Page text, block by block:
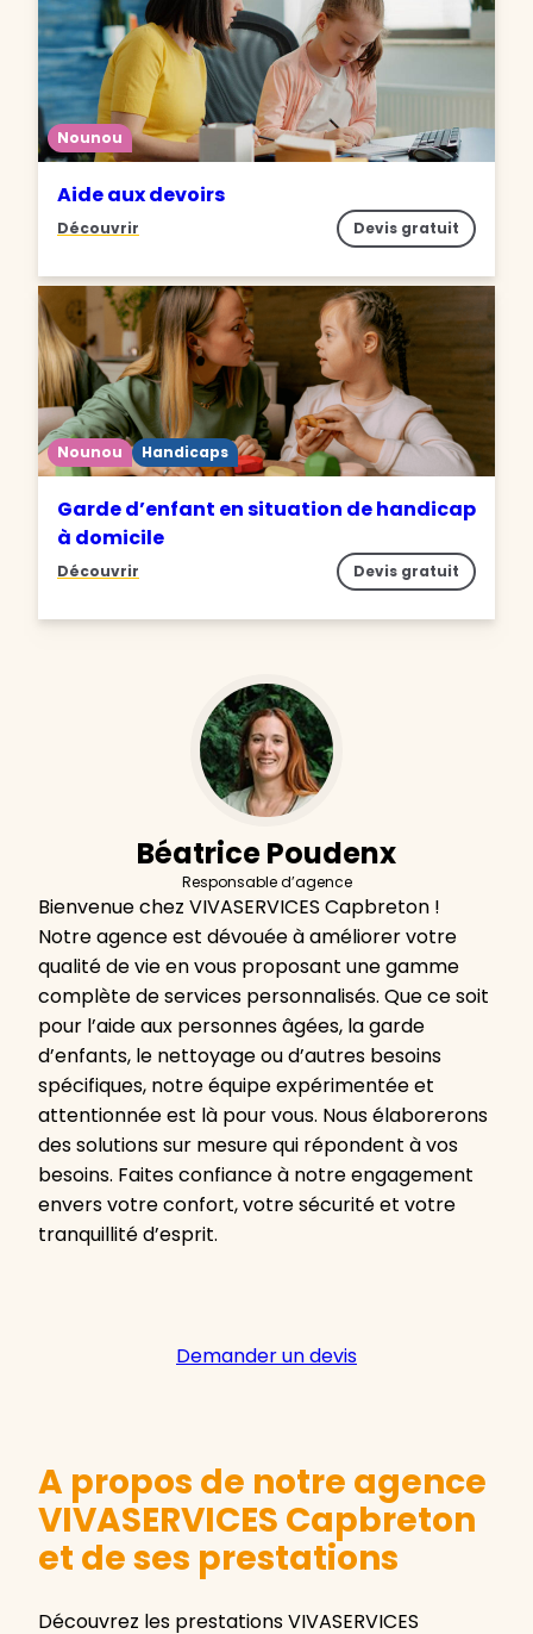
Nounou
Aide aux devoirs
Découvrir Devis gratuit
Nounou Handicaps
Garde d’enfant en situation de handicap
à domicile
Découvrir Devis gratuit
Béatrice Poudenx
Responsable d’agence
Bienvenue chez VIVASERVICES Capbreton !
Notre agence est dévouée à améliorer votre
qualité de vie en vous proposant une gamme
complète de services personnalisés. Que ce soit
pour l’aide aux personnes âgées, la garde
d’enfants, le nettoyage ou d’autres besoins
spécifiques, notre équipe expérimentée et
attentionnée est là pour vous. Nous élaborerons
des solutions sur mesure qui répondent à vos
besoins. Faites confiance à notre engagement
envers votre confort, votre sécurité et votre
tranquillité d’esprit.
Demander un devis
A propos de notre agence
VIVASERVICES Capbreton
et de ses prestations
Découvrez les prestations VIVASERVICES